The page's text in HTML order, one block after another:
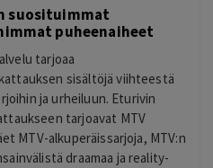
suosituimmat
puheenaiheet
tarjoaa
sisältöjä viihteestä
ja urheiluun. Eturivin
tarjoavat MTV
MTV-alkuperäissarjoja, MTV:n
draamaa ja reality-